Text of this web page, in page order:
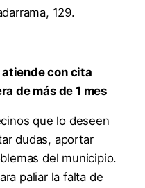
129.
con cita
de más de 1 mes
que lo deseen
dudas, aportar
del municipio.
paliar la falta de